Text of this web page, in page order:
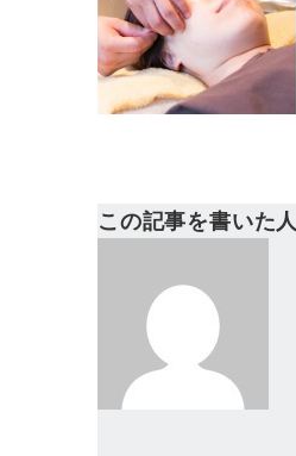
この記事を書いた人